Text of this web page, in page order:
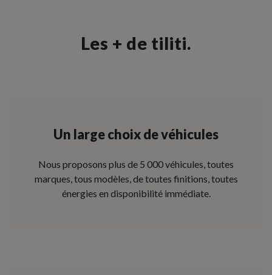
Les + de tiliti.
Un large choix de véhicules
Nous proposons plus de 5 000 véhicules, toutes
marques, tous modèles, de toutes finitions, toutes
énergies en disponibilité immédiate.